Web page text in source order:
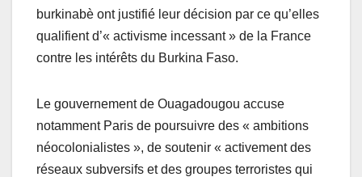
burkinabè ont justifié leur décision par ce qu’elles
qualifient d’« activisme incessant » de la France
contre les intérêts du Burkina Faso.
Le gouvernement de Ouagadougou accuse
notamment Paris de poursuivre des « ambitions
néocolonialistes », de soutenir « activement des
réseaux subversifs et des groupes terroristes qui